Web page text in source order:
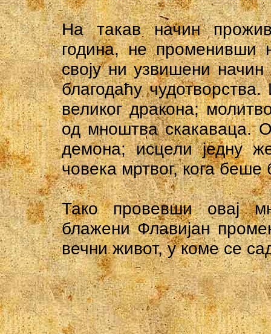
На такав начин
година, не променивши
своју ни узвишени
благодаћу
великог дракона;
од мноштва скакаваца.
демона; исцели једну
човека мртвог, кога беше
Тако провевши овај
блажени Флавијан
вечни живот, у коме се